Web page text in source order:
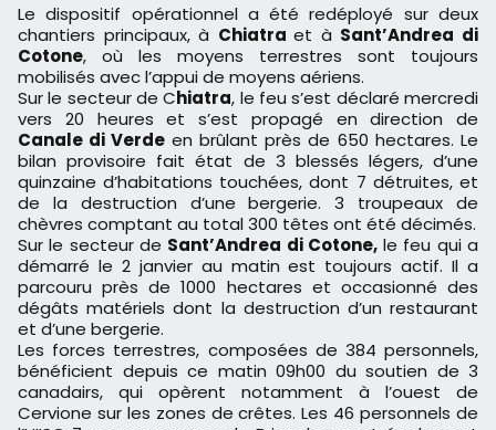
Le dispositif opérationnel a été redéployé sur deux
chantiers principaux, à Chiatraet à Sant’Andrea di
Cotone, où les moyens terrestres sont toujours
mobilisés avec l’appui de moyens aériens.
Sur le secteur de Chiatra, le feu s’est déclaré mercredi
vers 20 heures et s’est propagé en direction de
Canale di Verde en brûlant près de 650 hectares. Le
bilan provisoire fait état de 3 blessés légers, d’une
quinzaine d’habitations touchées, dont 7 détruites, et
de la destruction d’une bergerie. 3 troupeaux de
chèvres comptant au total 300 têtes ont été décimés.
Sur le secteur de Sant’Andrea di Cotone,le feu qui a
démarré le 2 janvier au matin est toujours actif. Il a
parcouru près de 1000 hectares et occasionné des
dégâts matériels dont la destruction d’un restaurant
et d’une bergerie.
Les forces terrestres, composées de 384 personnels,
bénéficient depuis ce matin 09h00 du soutien de 3
canadairs, qui opèrent notamment à l’ouest de
Cervione sur les zones de crêtes. Les 46 personnels de